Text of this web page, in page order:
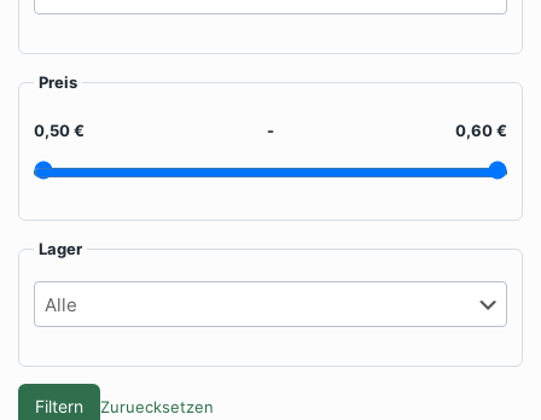
Preis
0,50 € - 0,60 €
Lager
Filtern Zuruecksetzen